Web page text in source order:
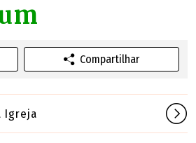
Igreja
Compartilhar